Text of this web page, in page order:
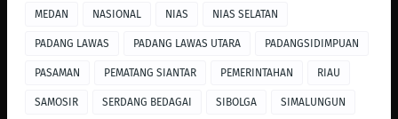
MEDAN NASIONAL NIAS NIAS SELATAN
PADANG LAWAS PADANG LAWAS UTARA PADANGSIDIMPUAN
PASAMAN PEMATANG SIANTAR PEMERINTAHAN RIAU
SAMOSIR SERDANG BEDAGAI SIBOLGA SIMALUNGUN